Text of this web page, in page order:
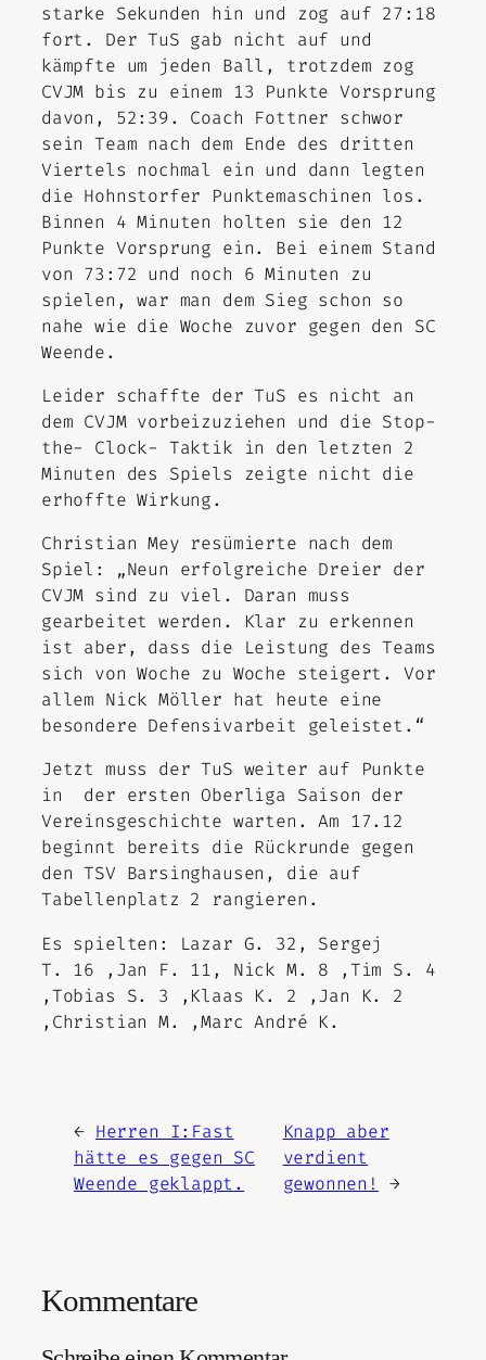
starke Sekunden hin und zog auf 27:18
fort. Der TuS gab nicht auf und
kämpfte um jeden Ball, trotzdem zog
CVJM bis zu einem 13 Punkte Vorsprung
davon, 52:39. Coach Fottner schwor
sein Team nach dem Ende des dritten
Viertels nochmal ein und dann legten
die Hohnstorfer Punktemaschinen los.
Binnen 4 Minuten holten sie den 12
Punkte Vorsprung ein. Bei einem Stand
von 73:72 und noch 6 Minuten zu
spielen, war man dem Sieg schon so
nahe wie die Woche zuvor gegen den SC
Weende.
Leider schaffte der TuS es nicht an
dem CVJM vorbeizuziehen und die Stop-
the- Clock- Taktik in den letzten 2
Minuten des Spiels zeigte nicht die
erhoffte Wirkung.
Christian Mey resümierte nach dem
Spiel: „Neun erfolgreiche Dreier der
CVJM sind zu viel. Daran muss
gearbeitet werden. Klar zu erkennen
ist aber, dass die Leistung des Teams
sich von Woche zu Woche steigert. Vor
allem Nick Möller hat heute eine
besondere Defensivarbeit geleistet.“
Jetzt muss der TuS weiter auf Punkte
in der ersten Oberliga Saison der
Vereinsgeschichte warten. Am 17.12
beginnt bereits die Rückrunde gegen
den TSV Barsinghausen, die auf
Tabellenplatz 2 rangieren.
Es spielten: Lazar G. 32, Sergej
T. 16 ,Jan F. 11, Nick M. 8 ,Tim S. 4
,Tobias S. 3 ,Klaas K. 2 ,Jan K. 2
,Christian M. ,Marc André K.
← Herren I:Fast
hätte es gegen SC
Weende geklappt.
Knapp aber
verdient
gewonnen!
→
Kommentare